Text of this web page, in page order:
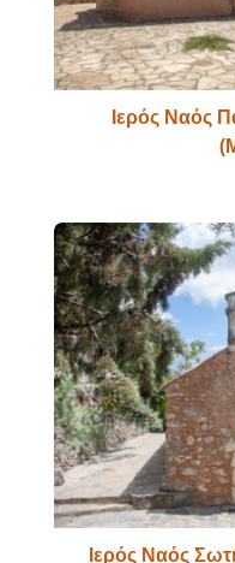
Ιερός Ναός
Ιερός Ναός